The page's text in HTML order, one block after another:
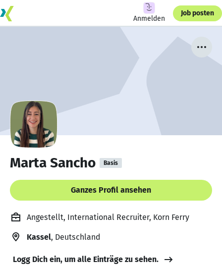
Anmelden
Job posten
Marta Sancho Basis
Ganzes Profil ansehen
Angestellt, International Recruiter, Korn Ferry
Kassel, Deutschland
Logg Dich ein, um alle Einträge zu sehen.